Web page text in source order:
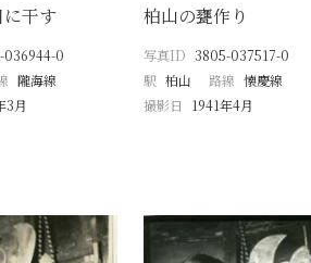
干す
036944-0
隴海線
3月
柏山の甕作り
写真ID 3805-037517-0
駅 柏山 路線 懐慶線
撮影日
1941年4月